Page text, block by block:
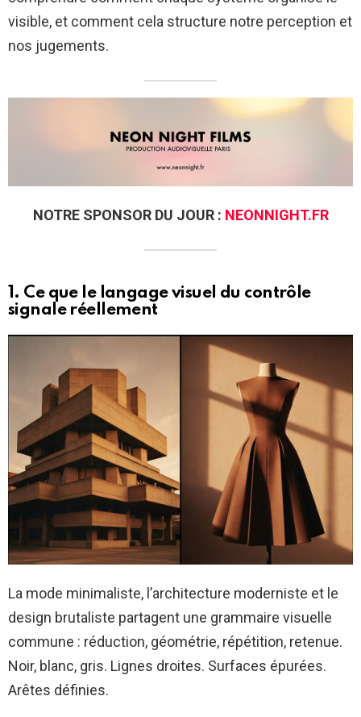
visible, et comment cela structure notre perception et
nos jugements.
NOTRE SPONSOR DU JOUR : NEONNIGHT.FR
1. Ce que le langage visuel du contrôle
signale réellement
La mode minimaliste, l’architecture moderniste et le
design brutaliste partagent une grammaire visuelle
commune : réduction, géométrie, répétition, retenue.
Noir, blanc, gris. Lignes droites. Surfaces épurées.
Arêtes définies.